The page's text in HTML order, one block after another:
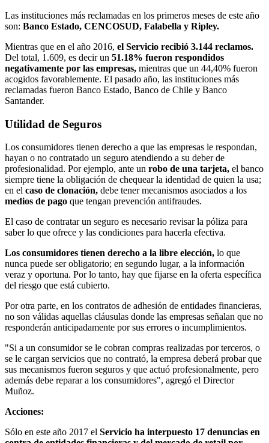
Las instituciones más reclamadas en los primeros meses de este año
son: Banco Estado, CENCOSUD, Falabella y Ripley.
Mientras que en el año 2016, el Servicio recibió 3.144 reclamos.
Del total, 1.609, es decir un 51.18% fueron respondidos
negativamente por las empresas, mientras que un 44,40% fueron
acogidos favorablemente. El pasado año, las instituciones más
reclamadas fueron Banco Estado, Banco de Chile y Banco
Santander.
Utilidad de Seguros
Los consumidores tienen derecho a que las empresas le respondan,
hayan o no contratado un seguro atendiendo a su deber de
profesionalidad. Por ejemplo, ante un robo de una tarjeta, el banco
siempre tiene la obligación de chequear la identidad de quien la usa;
en el caso de clonación, debe tener mecanismos asociados a los
medios de pago que tengan prevención antifraudes.
El caso de contratar un seguro es necesario revisar la póliza para
saber lo que ofrece y las condiciones para hacerla efectiva.
Los consumidores tienen derecho a la libre elección, lo que
nunca puede ser obligatorio; en segundo lugar, a la información
veraz y oportuna. Por lo tanto, hay que fijarse en la oferta específica
del riesgo que está cubierto.
Por otra parte, en los contratos de adhesión de entidades financieras,
no son válidas aquellas cláusulas donde las empresas señalan que no
responderán anticipadamente por sus errores o incumplimientos.
"Si a un consumidor se le cobran compras realizadas por terceros, o
se le cargan servicios que no contrató, la empresa deberá probar que
sus mecanismos fueron seguros y que actuó profesionalmente, pero
además debe reparar a los consumidores", agregó el Director
Muñoz.
Acciones:
Sólo en este año 2017 el Servicio ha interpuesto 17 denuncias en